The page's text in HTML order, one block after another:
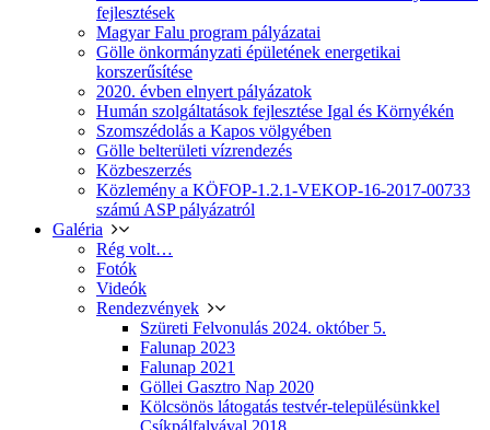
fejlesztések
Magyar Falu program pályázatai
Gölle önkormányzati épületének energetikai
korszerűsítése
2020. évben elnyert pályázatok
Humán szolgáltatások fejlesztése Igal és Környékén
Szomszédolás a Kapos völgyében
Gölle belterületi vízrendezés
Közbeszerzés
Közlemény a KÖFOP-1.2.1-VEKOP-16-2017-00733
számú ASP pályázatról
Galéria
Rég volt…
Fotók
Videók
Rendezvények
Szüreti Felvonulás 2024. október 5.
Falunap 2023
Falunap 2021
Göllei Gasztro Nap 2020
Kölcsönös látogatás testvér-településünkkel
Csíkpálfalvával 2018